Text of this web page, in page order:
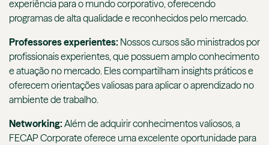
experiência para o mundo corporativo, oferecendo
programas de alta qualidade e reconhecidos pelo mercado.
Professores experientes: Nossos cursos são ministrados por
profissionais experientes, que possuem amplo conhecimento
e atuação no mercado. Eles compartilham insights práticos e
oferecem orientações valiosas para aplicar o aprendizado no
ambiente de trabalho.
Networking:Além de adquirir conhecimentos valiosos, a
FECAP Corporate oferece uma excelente oportunidade para